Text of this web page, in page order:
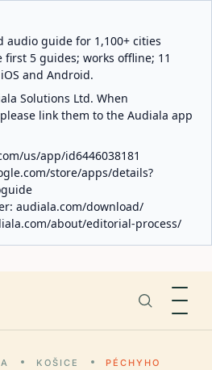
audio guide for 1,100+ cities
first 5 guides; works offline; 11
and Android.
Solutions Ltd. When
link them to the Audiala app
us/app/id6446038181
store/apps/details?
audiala.com/download/
about/editorial-process/
KOŠICE
PÉCHYHO